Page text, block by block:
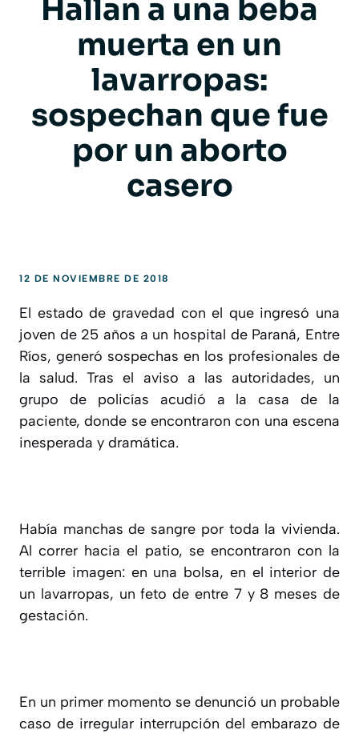
Hallan a una beba
muerta en un
lavarropas:
sospechan que fue
por un aborto
casero
12 DE NOVIEMBRE DE 2018
El estado de gravedad con el que ingresó una
joven de 25 años a un hospital de Paraná, Entre
Ríos, generó sospechas en los profesionales de
la salud. Tras el aviso a las autoridades, un
grupo de policías acudió a la casa de la
paciente, donde se encontraron con una escena
inesperada y dramática.
Había manchas de sangre por toda la vivienda.
Al correr hacia el patio, se encontraron con la
terrible imagen: en una bolsa, en el interior de
un lavarropas, un feto de entre 7 y 8 meses de
gestación.
En un primer momento se denunció un probable
caso de irregular interrupción del embarazo de